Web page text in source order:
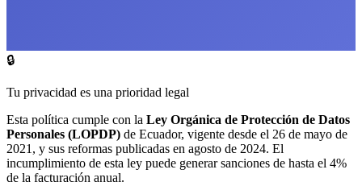
🔒
Tu privacidad es una prioridad legal
Esta política cumple con la Ley Orgánica de Protección de Datos
Personales (LOPDP) de Ecuador, vigente desde el 26 de mayo de
2021, y sus reformas publicadas en agosto de 2024. El
incumplimiento de esta ley puede generar sanciones de hasta el 4%
de la facturación anual.